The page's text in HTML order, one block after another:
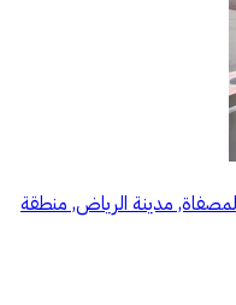
مدينة الرياض, منطقة